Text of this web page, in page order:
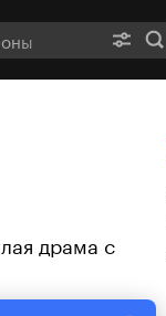
драма с